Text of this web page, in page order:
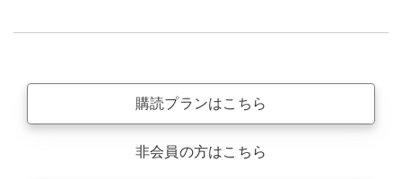
購読プランはこちら
非会員の方はこちら